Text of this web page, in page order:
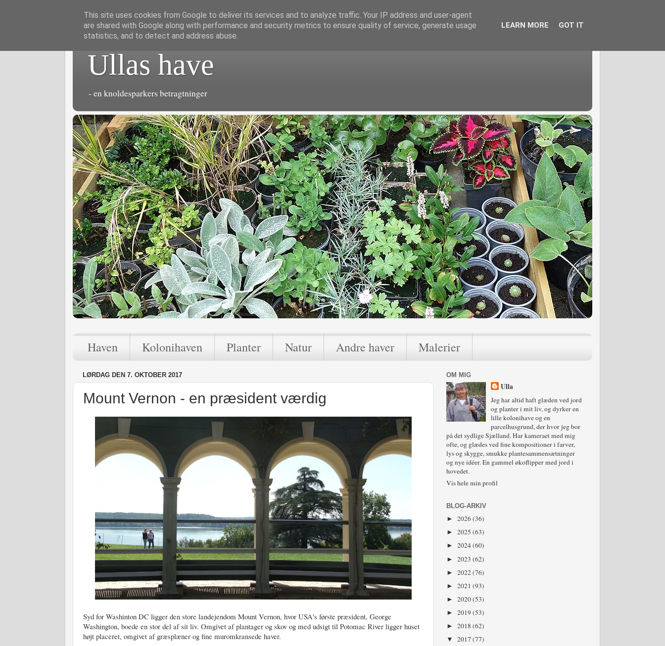
Ullas have
- en knoldesparkers betragtninger
Haven Kolonihaven Planter Natur Andre haver Malerier
LØRDAG DEN 7. OKTOBER 2017
Mount Vernon - en præsident værdig
Syd for Washinton DC ligger den store landejendom Mount Vernon, hvor USA's første præsident, George
Washington, boede en stor del af sit liv. Omgivet af plantager og skov og med udsigt til Potomac River ligger huset
højt placeret, omgivet af græsplæner og fine muromkransede haver.
OM MIG
Ulla
Jeg har altid haft glæden ved jord
og planter i mit liv, og dyrker en
lille kolonihave og en
parcelhusgrund, der hvor jeg bor
på det sydlige Sjælland. Har kameraet med mig
ofte, og glædes ved fine kompositioner i farver,
lys og skygge, smukke plantesammensætninger
og nye idéer. En gammel økoflipper med jord i
hovedet.
Vis hele min profil
BLOG-ARKIV
► 2026(36)
► 2025 (63)
► 2024(60)
► 2023 (62)
► 2022(76)
► 2021 (93)
► 2020(53)
► 2019(53)
► 2018 (62)
▼ 2017 (77)
This site uses cookies from Google to deliver its services and to analyze traffic. Your IP address and user-agent
are shared with Google along with performance and security metrics to ensure quality of service, generate usage
statistics, and to detect and address abuse.
LEARN MORE GOT IT